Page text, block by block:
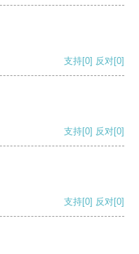
支持[0] 反对[0]
支持[0] 反对[0]
支持[0] 反对[0]